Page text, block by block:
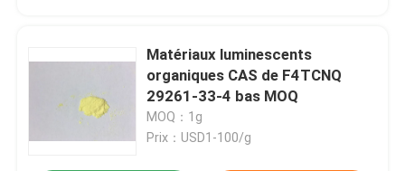
Matériaux luminescents
organiques CAS de F4TCNQ
29261-33-4 bas MOQ
MOQ：1g
Prix：USD1-100/g